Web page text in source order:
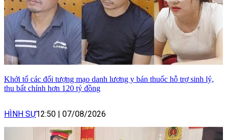
Khởi tố các đối tượng mạo danh lương y bán thuốc hỗ trợ sinh lý,
thu bất chính hơn 120 tỷ đồng
HÌNH SỰ12:50 | 07/08/2026